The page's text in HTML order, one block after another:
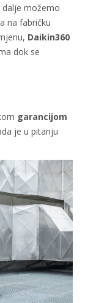
dalje možemo
na fabričku
Daikin360
dok se
garancijom
je u pitanju